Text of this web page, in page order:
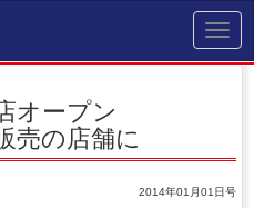
オープン
売の店舗に
2014年01月01日号